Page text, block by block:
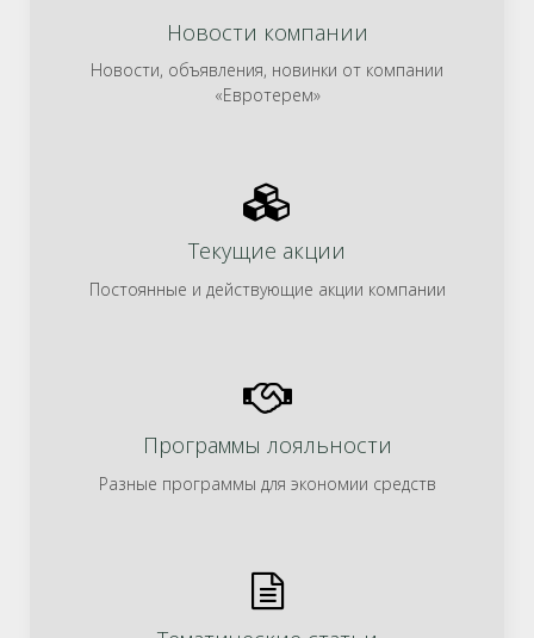
Новости компании
Новости, объявления, новинки от компании
«Евротерем»
Текущие акции
Постоянные и действующие акции компании
Программы лояльности
Разные программы для экономии средств